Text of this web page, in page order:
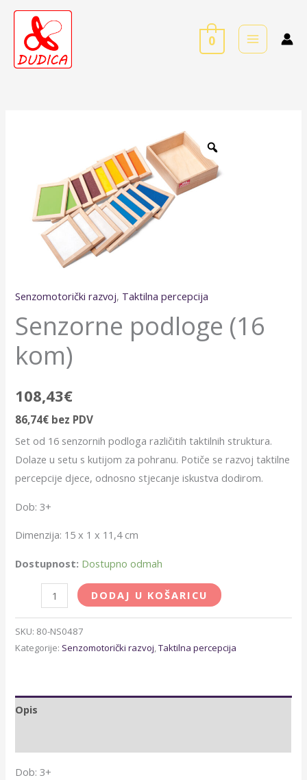
Skip
content
0
Senzomotorički razvoj, Taktilna percepcija
Senzorne podloge (16
kom)
108,43€
86,74€ bez PDV
Set od 16 senzornih podloga različitih taktilnih struktura.
Dolaze u setu s kutijom za pohranu. Potiče se razvoj taktilne
percepcije djece, odnosno stjecanje iskustva dodirom.
Dob: 3+
Dimenzija: 15 x 1 x 11,4 cm
Dostupnost: Dostupno odmah
kom)
količina
DODAJ U KOŠARICU
SKU: 80-NS0487
Kategorije: Senzomotorički razvoj,Taktilna percepcija
Opis
Dob: 3+